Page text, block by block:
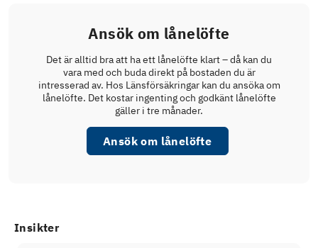
Ansök om lånelöfte
Det är alltid bra att ha ett lånelöfte klart – då kan du
vara med och buda direkt på bostaden du är
intresserad av. Hos Länsförsäkringar kan du ansöka om
lånelöfte. Det kostar ingenting och godkänt lånelöfte
gäller i tre månader.
Ansök om lånelöfte
Insikter